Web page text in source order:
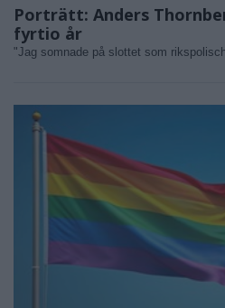
Porträtt: Anders
fyrtio år
"Jag somnade på slottet som